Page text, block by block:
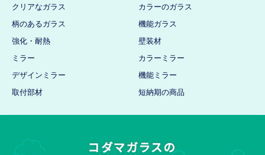
クリアなガラス
カラーのガラス
柄のあるガラス
機能ガラス
強化・耐熱
壁装材
ミラー
カラーミラー
デザインミラー
機能ミラー
取付部材
短納期の商品